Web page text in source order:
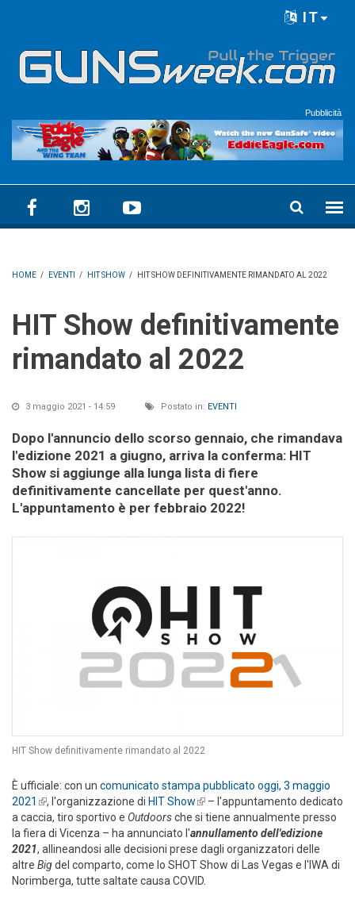
IT
Pubblicità
HOME / EVENTI / HIT SHOW / HIT SHOW DEFINITIVAMENTE RIMANDATO AL 2022
HIT Show definitivamente
rimandato al 2022
3 maggio 2021 - 14:59 Postato in: EVENTI
Dopo l'annuncio dello scorso gennaio, che rimandava
l'edizione 2021 a giugno, arriva la conferma: HIT
Show si aggiunge alla lunga lista di fiere
definitivamente cancellate per quest'anno.
L'appuntamento è per febbraio 2022!
HIT Show definitivamente rimandato al 2022
È ufficiale: con un comunicato stampa pubblicato oggi, 3 maggio
2021 (link is external)
, l'organizzazione di HIT Show(link is external)
– l'appuntamento dedicato
a caccia, tiro sportivo e Outdoorsche si tiene annualmente presso
la fiera di Vicenza – ha annunciato l'annullamento dell'edizione
2021, allineandosi alle decisioni prese dagli organizzatori delle
altre Bigdel comparto, come lo SHOT Show di Las Vegas e l'IWA di
Norimberga, tutte saltate causa COVID.